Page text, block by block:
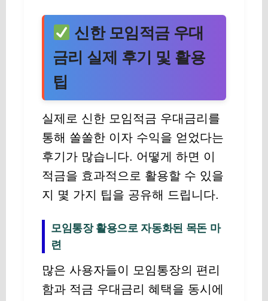
신한 모임적금 우대
금리 실제 후기 및 활용
팁
실제로 신한 모임적금 우대금리를
통해 쏠쏠한 이자 수익을 얻었다는
후기가 많습니다. 어떻게 하면 이
적금을 효과적으로 활용할 수 있을
지 몇 가지 팁을 공유해 드립니다.
모임통장 활용으로 자동화된 목돈 마
련
많은 사용자들이 모임통장의 편리
함과 적금 우대금리 혜택을 동시에